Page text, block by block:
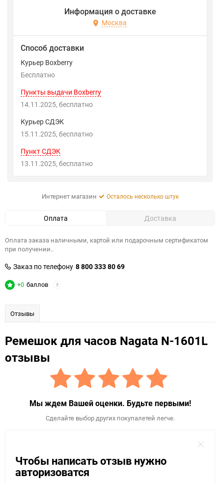
Информация о доставке
Москва
Способ доставки
Курьер Boxberry
Бесплатно
Пункты выдачи Boxberry
14.11.2025
Бесплатно
Курьер СДЭК
15.11.2025
Бесплатно
Пункт СДЭК
13.11.2025
Бесплатно
Интернет магазин Осталось несколько штук
Оплата Доставка
Оплата заказа наличными, картой или подарочным сертификатом
при получении..
Заказ по телефону 8 800 333 80 69
+0 баллов ?
Отзывы
Ремешок для часов Nagata N-1601L
отзывы
Мы ждем Вашей оценки. Будьте первыми!
Сделайте выбор других покупалетей легче.
Чтобы написать отзыв нужно
авторизоватся